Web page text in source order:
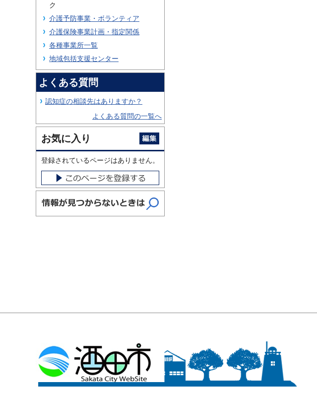
ク
介護予防事業・ボランティア
介護保険事業計画・指定関係
各種事業所一覧
地域包括支援センター
よくある質問
認知症の相談先はありますか？
よくある質問の一覧へ
お気に入り
登録されているページはありません。